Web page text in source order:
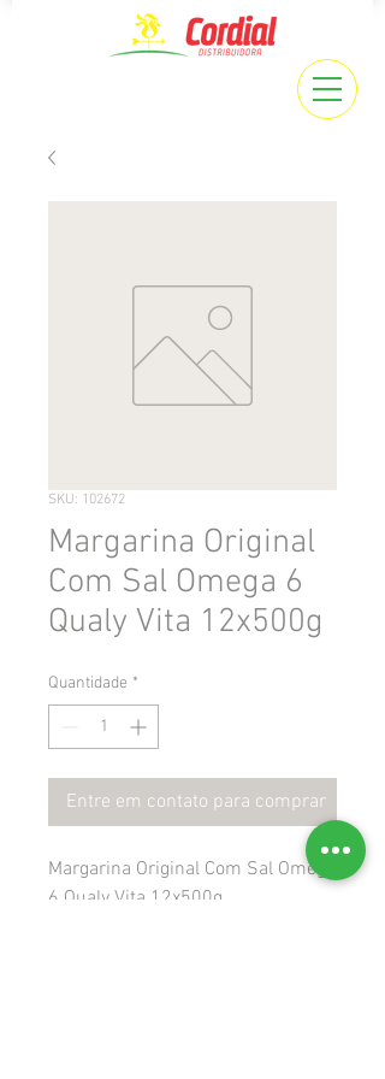
SKU: 102672
Margarina Original
Com Sal Omega 6
Qualy Vita 12x500g
Quantidade *
Entre em contato para comprar
Margarina Original Com Sal Omega
6 Qualy Vita 12x500g